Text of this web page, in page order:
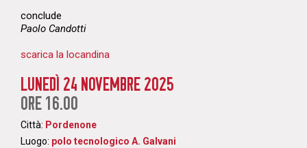
conclude
Paolo Candotti
scarica la locandina
LUNEDÌ 24 NOVEMBRE 2025
ORE 16.00
Città: Pordenone
Luogo: polo tecnologico A. Galvani